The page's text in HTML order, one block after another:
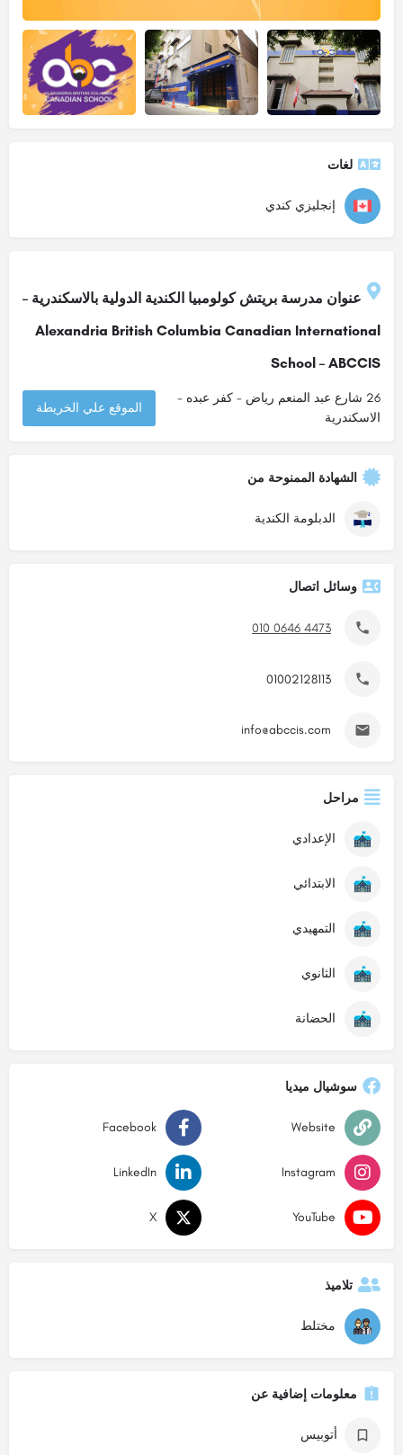
لغات
إنجليزي كندي
عنوان مدرسة بريتش كولومبيا الكندية الدولية بالاسكندرية –
Alexandria British Columbia Canadian International
School – ABCCIS
26 شارع عبد المنعم رياض - كفر عبده -
الاسكندرية
الموقع علي الخريطة
الشهادة الممنوحة من
الدبلومة الكندية
وسائل اتصال
010 0646 4473
01002128113
info@abccis.com
مراحل
الإعدادي
الابتدائي
التمهيدي
الثانوي
الحضانة
سوشيال ميديا
Website
Facebook
Instagram
LinkedIn
YouTube
X
تلاميذ
مختلط
معلومات إضافية عن
أتوبيس